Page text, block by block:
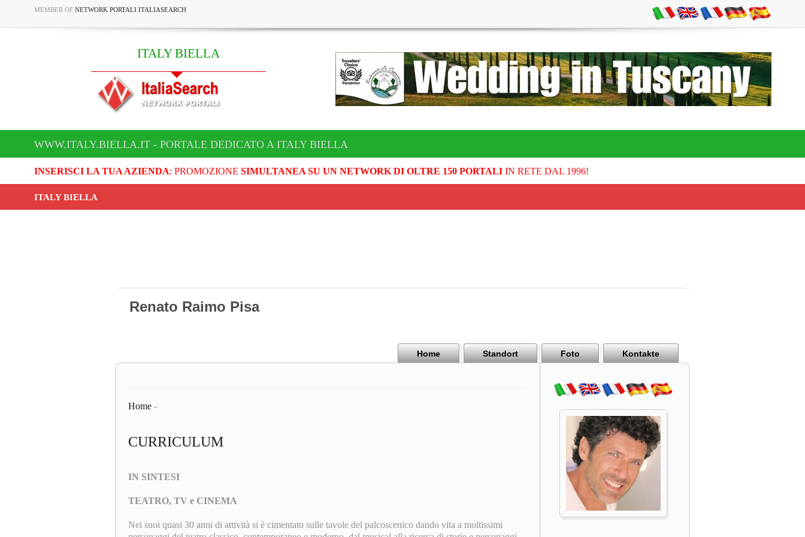
MEMBER OF NETWORK PORTALI ITALIASEARCH
ITALY BIELLA
WWW.ITALY.BIELLA.IT - PORTALE DEDICATO A ITALY BIELLA
INSERISCI LA TUA AZIENDA: PROMOZIONE SIMULTANEA SU UN NETWORK DI OLTRE 150 PORTALIIN RETE DAL 1996!
ITALY BIELLA
Renato Raimo Pisa
Home Standort Foto Kontakte
Home -
CURRICULUM
IN SINTESI
TEATRO, TV e CINEMA
Nei suoi quasi 30 anni di attività si è cimentato sulle tavole del palcoscenico dando vita a moltissimi